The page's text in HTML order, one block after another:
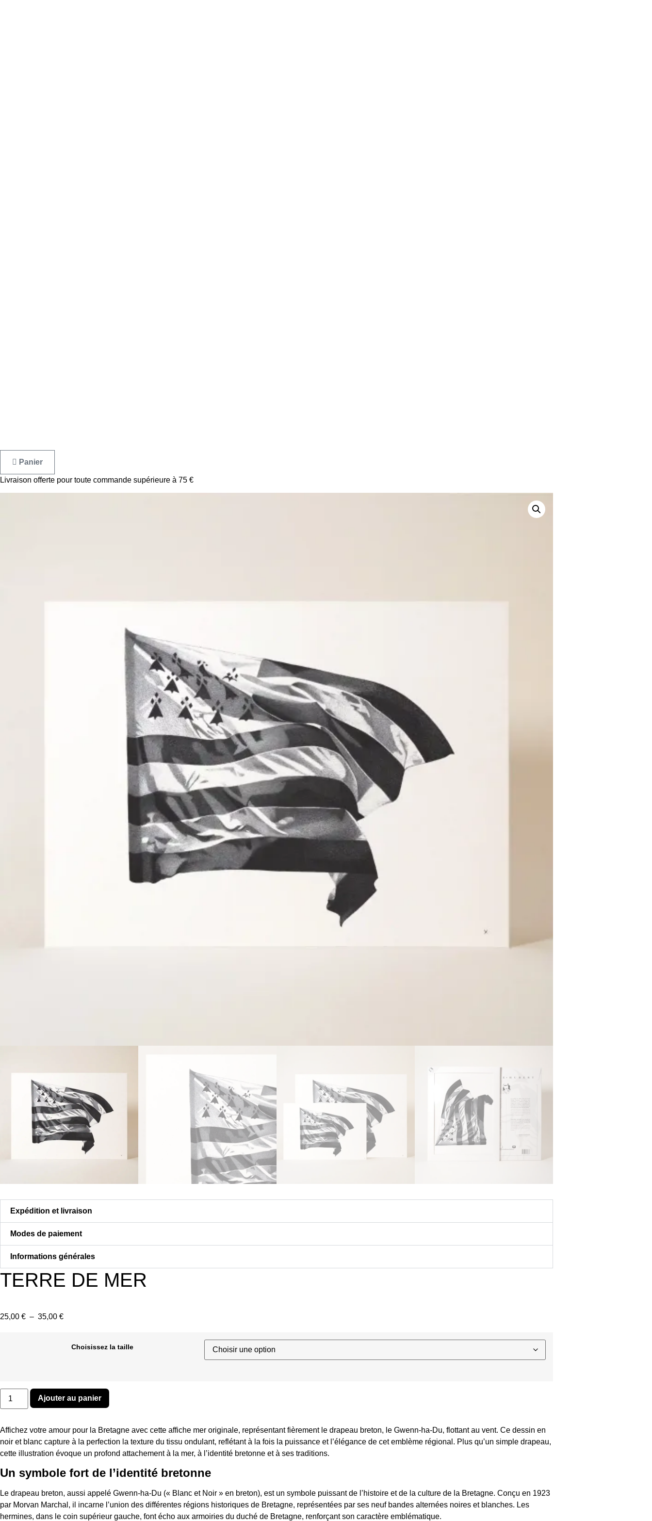
Panier
Livraison offerte pour toute commande supérieure à 75 €
Expédition et livraison
Modes de paiement
Informations générales
TERRE DE MER
25,00 € – 35,00 €Plage
25,00 €
Choisissez la taille
quantité
TERRE
Ajouter au panier
Affichez votre amour pour la Bretagne avec cette affiche mer originale, représentant fièrement le drapeau breton, le Gwenn-ha-Du, flottant au vent. Ce dessin en
noir et blanc capture à la perfection la texture du tissu ondulant, reflétant à la fois la puissance et l’élégance de cet emblème régional. Plus qu’un simple drapeau,
cette illustration évoque un profond attachement à la mer, à l’identité bretonne et à ses traditions.
Un symbole fort de l’identité bretonne
Le drapeau breton, aussi appelé Gwenn-ha-Du (« Blanc et Noir » en breton), est un symbole puissant de l’histoire et de la culture de la Bretagne. Conçu en 1923
par Morvan Marchal, il incarne l’union des différentes régions historiques de Bretagne, représentées par ses neuf bandes alternées noires et blanches. Les
hermines, dans le coin supérieur gauche, font écho aux armoiries du duché de Bretagne, renforçant son caractère emblématique.